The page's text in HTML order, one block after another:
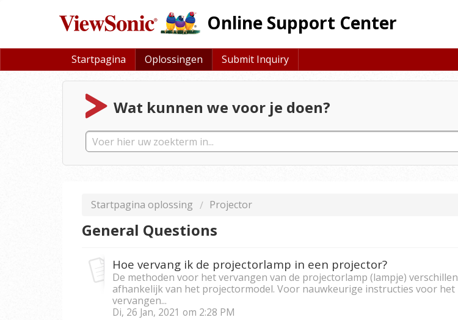
Online Support Center
Startpagina Oplossingen Submit Inquiry
Wat kunnen we voor je doen?
Startpagina oplossing Projector
General Questions
Hoe vervang ik de projectorlamp in een projector?
De methoden voor het vervangen van de projectorlamp (lampje) verschillen
afhankelijk van het projectormodel. Voor nauwkeurige instructies voor het
vervangen...
Di, 26 Jan, 2021 om 2:28 PM